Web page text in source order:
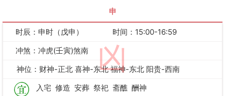
申
凶
时辰：申时（戊申）
时间：15:00-16:59
冲煞：冲虎(壬寅)煞南
神位：财神-正北 喜神-东北 福神-东北 阳贵-西南
入宅 修造 安葬 祭祀 斋醮 酬神